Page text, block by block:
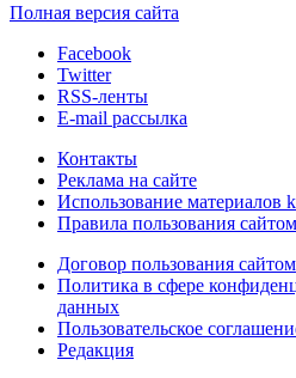
Полная версия сайта
Facebook
Twitter
RSS-ленты
E-mail рассылка
Контакты
Реклама на сайте
Использование материалов
Правила пользования сайтом
Договор пользования сайтом
Политика в сфере
данных
Пользовательское
Редакция